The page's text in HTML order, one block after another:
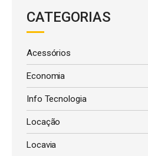
CATEGORIAS
Acessórios
Economia
Info Tecnologia
Locação
Locavia